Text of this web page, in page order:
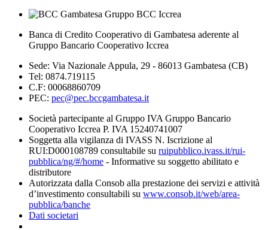
Banca di Credito Cooperativo di Gambatesa aderente al
Gruppo Bancario Cooperativo Iccrea
Sede: Via Nazionale Appula, 29 - 86013 Gambatesa (CB)
Tel: 0874.719115
C.F: 00068860709
PEC: pec@pec.bccgambatesa.it
Società partecipante al Gruppo IVA Gruppo Bancario
Cooperativo Iccrea P. IVA 15240741007
Soggetta alla vigilanza di IVASS N. Iscrizione al
RUI:D000108789 consultabile su ruipubblico.ivass.it/rui-
pubblica/ng/#/home - Informative su soggetto abilitato e
distributore
Autorizzata dalla Consob alla prestazione dei servizi e attività
d’investimento consultabili su www.consob.it/web/area-
pubblica/banche
Dati societari